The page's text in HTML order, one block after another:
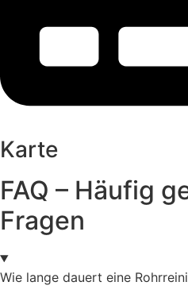
Karte
FAQ – Häufig
Fragen
Wie lange dauert eine